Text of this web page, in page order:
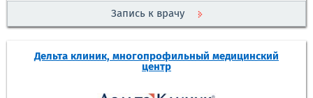
Запись к врачу
Дельта клиник, многопрофильный медицинский
центр